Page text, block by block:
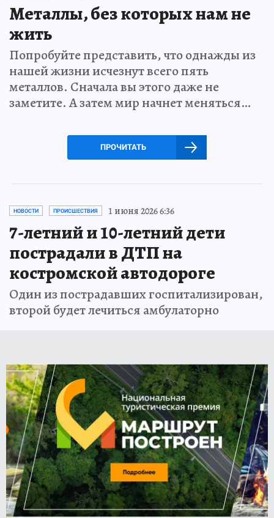
Металлы, без которых нам не
жить
Попробуйте представить, что однажды из
нашей жизни исчезнут всего пять
металлов. Сначала вы этого даже не
заметите. А затем мир начнет меняться…
ПРОЧИТАТЬ
НОВОСТИ ПРОИСШЕСТВИЯ 1 июня 2026 6:36
7-летний и 10-летний дети
пострадали в ДТП на
костромской автодороге
Один из пострадавших госпитализирован,
второй будет лечиться амбулаторно